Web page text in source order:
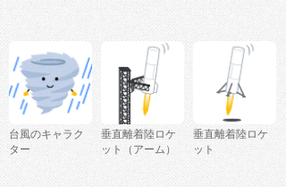
台風のキャラク
ター
垂直離着陸ロケ
ット（アーム）
垂直離着陸ロケ
ット